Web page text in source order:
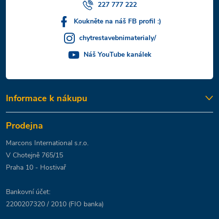
227 777 222
Koukněte na náš FB profil :)
chytrestavebnimaterialy/
Náš YouTube kanálek
Informace k nákupu
Prodejna
Marcons International s.r.o.
V Chotejně 765/15
Praha 10 - Hostivař
Bankovní účet:
2200207320 / 2010 (FIO banka)